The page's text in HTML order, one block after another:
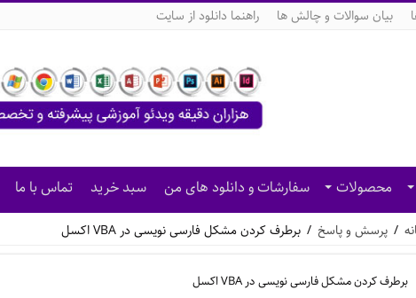
بیان سوالات و چالش ها راهنما دانلود از سایت
محصولات سفارشات و دانلود های من سبد خرید تماس با ما
/ پرسش و پاسخ / برطرف کردن مشکل فارسی نویسی در VBA اکسل
برطرف کردن مشکل فارسی نویسی در VBA اکسل